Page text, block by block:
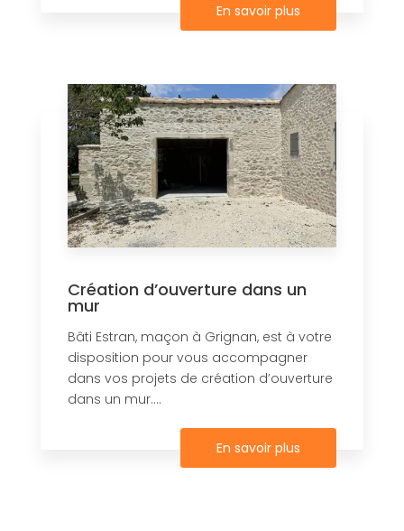
En savoir plus
Création d’ouverture dans un
mur
Bâti Estran, maçon à Grignan, est à votre
disposition pour vous accompagner
dans vos projets de création d’ouverture
dans un mur....
En savoir plus